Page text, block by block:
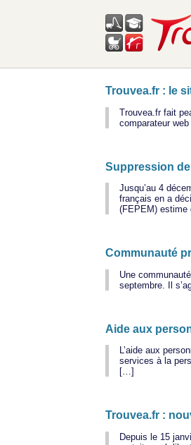
Trouvea.fr : le
Trouvea.fr fait
comparateur
Suppression de
Jusqu’au 4
français en a
(FEPEM)
Communauté
Une
septembre. Il
Aide aux
L’aide aux
services à la
[…]
Trouvea.fr :
Depuis le 15